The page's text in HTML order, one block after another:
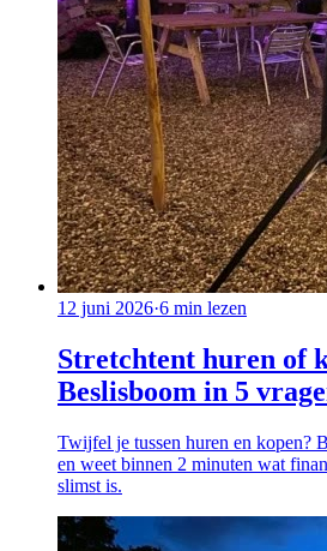
12 juni 2026·6 min lezen
Stretchtent huren of
Beslisboom in 5
Twijfel je tussen huren en kopen?
en weet binnen 2 minuten wat
slimst is.